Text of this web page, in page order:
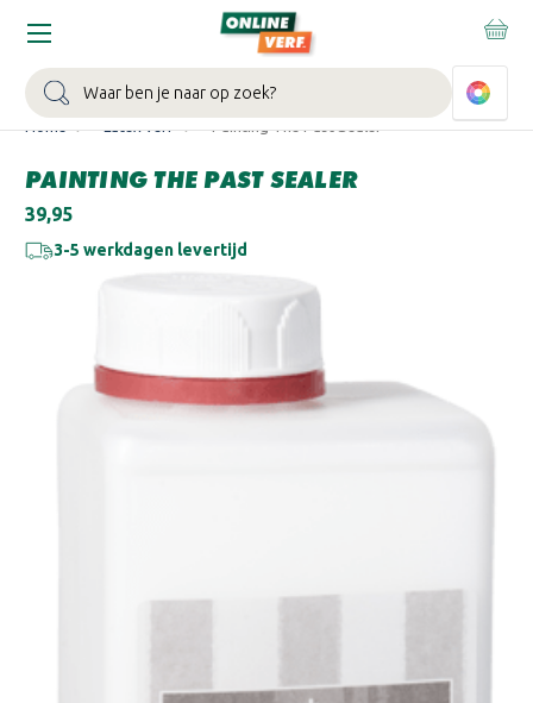
Zoeken
WIN EEN BALLONVAART:Bij besteding vanaf €100,- aan Sikkens
muurverf en/of lak.
Bekijk actie >
Home Latex verf Painting The Past Sealer
PAINTING THE PAST SEALER
€39,95
3-5 werkdagen levertijd